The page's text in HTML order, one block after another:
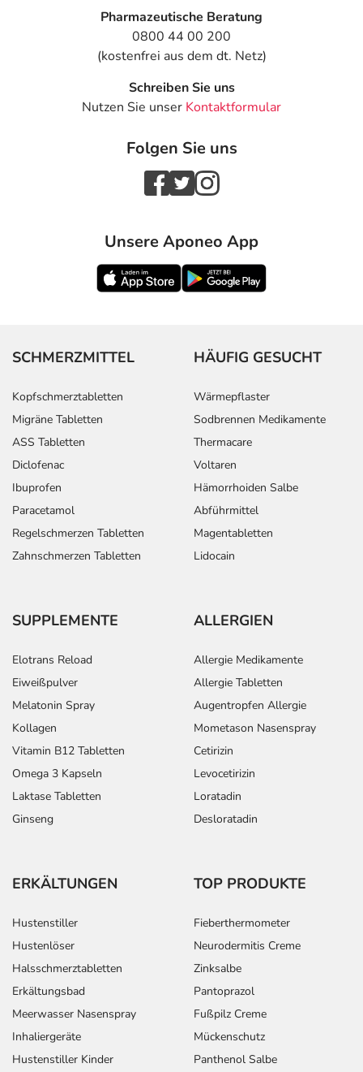
Pharmazeutische Beratung
0800 44 00 200
(kostenfrei aus dem dt. Netz)
Schreiben Sie uns
Nutzen Sie unser Kontaktformular
Folgen Sie uns
Unsere Aponeo App
SCHMERZMITTEL
Kopfschmerztabletten
Migräne Tabletten
ASS Tabletten
Diclofenac
Ibuprofen
Paracetamol
Regelschmerzen Tabletten
Zahnschmerzen Tabletten
HÄUFIG GESUCHT
Wärmepflaster
Sodbrennen Medikamente
Thermacare
Voltaren
Hämorrhoiden Salbe
Abführmittel
Magentabletten
Lidocain
SUPPLEMENTE
Elotrans Reload
Eiweißpulver
Melatonin Spray
Kollagen
Vitamin B12 Tabletten
Omega 3 Kapseln
Laktase Tabletten
Ginseng
ALLERGIEN
Allergie Medikamente
Allergie Tabletten
Augentropfen Allergie
Mometason Nasenspray
Cetirizin
Levocetirizin
Loratadin
Desloratadin
ERKÄLTUNGEN
Hustenstiller
Hustenlöser
Halsschmerztabletten
Erkältungsbad
Meerwasser Nasenspray
Inhaliergeräte
Hustenstiller Kinder
TOP PRODUKTE
Fieberthermometer
Neurodermitis Creme
Zinksalbe
Pantoprazol
Fußpilz Creme
Mückenschutz
Panthenol Salbe